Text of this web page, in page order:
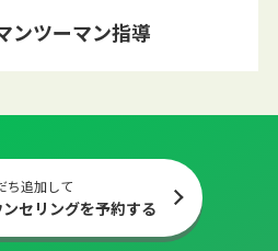
ンツーマン指導
ち追加して
セリングを予約する